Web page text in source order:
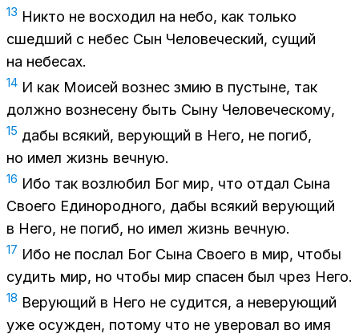
13 Ни­кто не вос­хо­дил на небо, как толь­ко
сшед­ший с небес Сын Че­ло­ве­че­ский, су­щий
на небе­сах.
14 И как Мо­и­сей воз­нес змию в пу­стыне, так
долж­но воз­не­се­ну быть Сыну Че­ло­ве­че­ско­му,
15 дабы вся­кий, ве­ру­ю­щий в Него, не по­гиб,
но имел жизнь веч­ную.
16 Ибо так воз­лю­бил Бог мир, что от­дал Сына
Сво­е­го Еди­но­род­но­го, дабы вся­кий ве­ру­ю­щий
в Него, не по­гиб, но имел жизнь веч­ную.
17 Ибо не по­слал Бог Сына Сво­е­го в мир, что­бы
су­дить мир, но что­бы мир спа­сен был чрез Него.
18 Ве­ру­ю­щий в Него не су­дит­ся, а неве­ру­ю­щий
уже осуж­ден, по­то­му что не уве­ро­вал во имя